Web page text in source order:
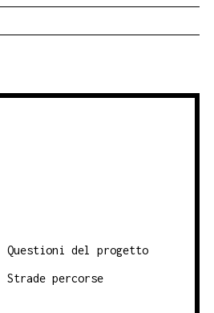
del progetto
percorse